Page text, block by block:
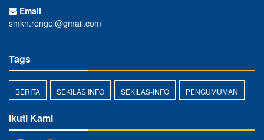
Email
smkn.rengel@gmail.com
Tags
BERITA SEKILAS INFO SEKILAS-INFO PENGUMUMAN
Ikuti Kami